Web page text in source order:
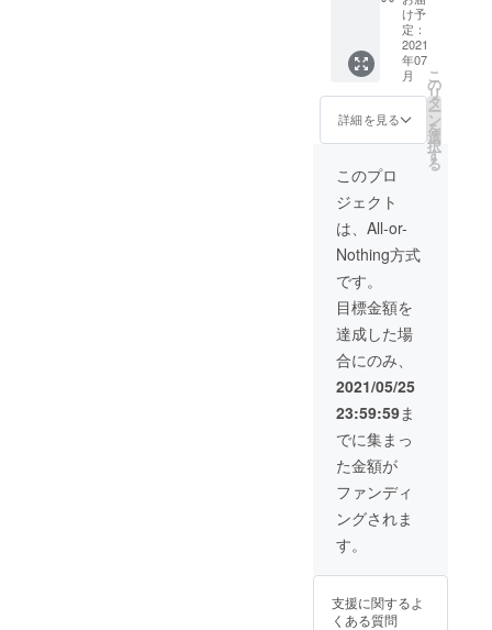
シック
セッ
ト）
21,000
円
→
13,650
円 送
料、消
費税込
み
け予
定：
2021
年07
月
詳細を見る
こ
の
リ
タ
ー
ン
を
選
択
す
る
このプロ
ジェクト
は、All-or-
Nothing方式
です。
目標金額を
達成した場
合にのみ、
2021/05/25
23:59:59ま
でに集まっ
た金額が
ファンディ
ングされま
す。
支援に関するよ
くある質問